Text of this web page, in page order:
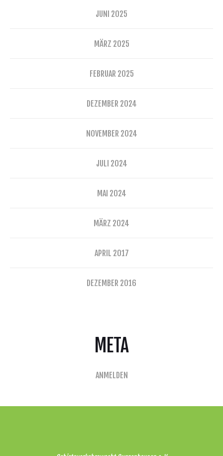
JUNI 2025
MÄRZ 2025
FEBRUAR 2025
DEZEMBER 2024
NOVEMBER 2024
JULI 2024
MAI 2024
MÄRZ 2024
APRIL 2017
DEZEMBER 2016
META
ANMELDEN